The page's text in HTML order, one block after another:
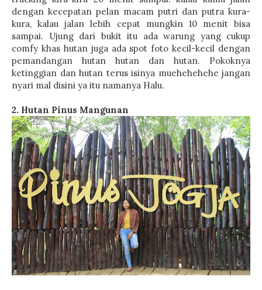
dengan kecepatan pelan macam putri dan putra kura-
kura, kalau jalan lebih cepat mungkin 10 menit bisa
sampai. Ujung dari bukit itu ada warung yang cukup
comfy khas hutan juga ada spot foto kecil-kecil dengan
pemandangan hutan hutan dan hutan. Pokoknya
ketinggian dan hutan terus isinya muehehehehe jangan
nyari mal disini ya itu namanya Halu.
2. Hutan Pinus Mangunan